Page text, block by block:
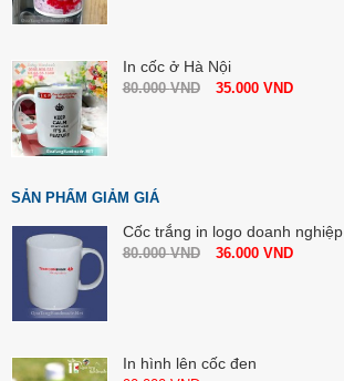
In cốc ở Hà Nội
80.000VND 35.000 VND
SẢN PHẨM GIẢM GIÁ
Cốc trắng in logo doanh nghiệp
80.000VND 36.000 VND
In hình lên cốc đen